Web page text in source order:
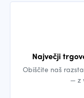
Največji
Obiščite naš
— z